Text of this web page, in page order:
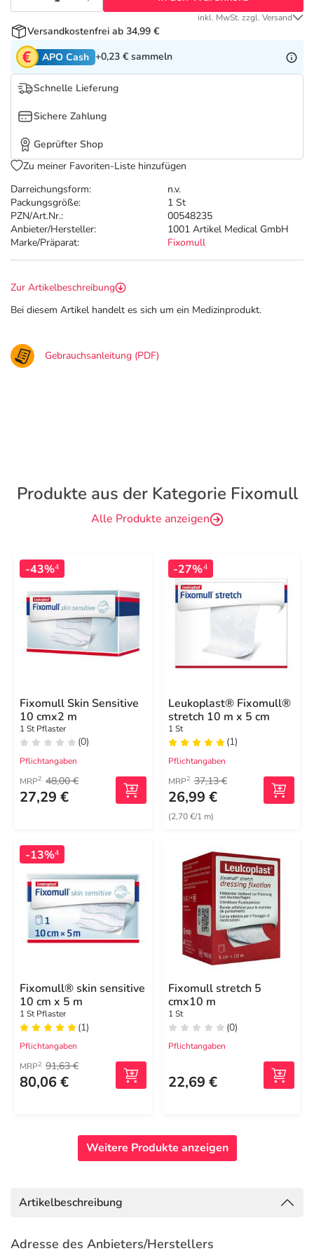
Tierapotheke
Vitamine & Mineralstoffe
Marken
Salus Deals
Darreichungsform:
n.v.
Packungsgröße:
1 St
PZN/Art.Nr.:
00548235
Anbieter/Hersteller:
1001 Artikel Medical GmbH
Marke/Präparat:
Fixomull
inkl. MwSt. zzgl. Versand
Versandkostenfrei ab 34,99 €
APO Cash +0,23 € sammeln
Schnelle Lieferung
Sichere Zahlung
Geprüfter Shop
Zu meiner Favoriten-Liste hinzufügen
Zur Artikelbeschreibung
Bei diesem Artikel handelt es sich um ein Medizinprodukt.
Gebrauchsanleitung (PDF)
Produkte aus der Kategorie Fixomull
Alle Produkte anzeigen
-43%4
Fixomull Skin Sensitive
10 cmx2 m
1 St Pflaster
(0)
Pflichtangaben
MRP2 48,00 €
27,29 €
-27%4
Leukoplast® Fixomull®
stretch 10 m x 5 cm
1 St
(1)
Pflichtangaben
MRP2 37,13 €
26,99 €
(2,70 €/1 m)
-13%4
Fixomull® skin sensitive
10 cm x 5 m
1 St Pflaster
(1)
Pflichtangaben
MRP2 91,63 €
80,06 €
Fixomull stretch 5
cmx10 m
1 St
(0)
Pflichtangaben
22,69 €
Weitere Produkte anzeigen
Artikelbeschreibung
Adresse des Anbieters/Herstellers